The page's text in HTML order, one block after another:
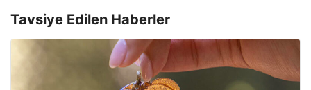
Tavsiye Edilen Haberler